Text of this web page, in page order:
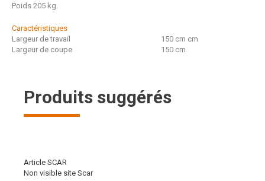
Caractéristiques
Largeur de travail
150 cm cm
Largeur de coupe
150 cm
Poids 205 kg.
Produits suggérés
Article SCAR
Non visible site Scar